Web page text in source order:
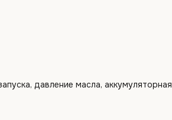
давление масла, аккумуляторная